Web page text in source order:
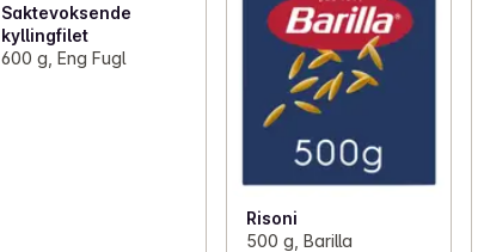
Saktevoksende
kyllingfilet
600 g, Eng Fugl
Risoni
500 g, Barilla